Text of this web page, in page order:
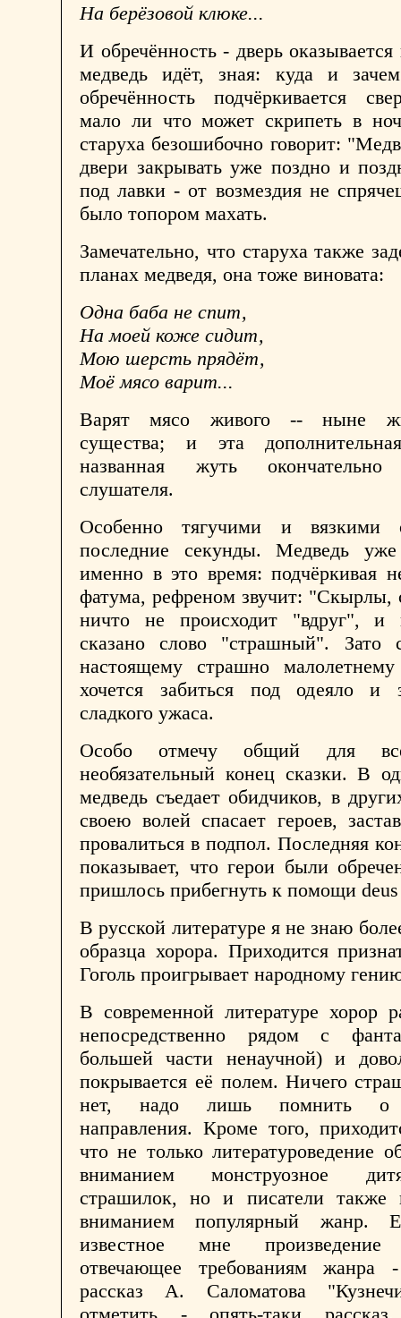
На берёзовой клюке...
И обречённость - дверь оказывается
медведь идёт, зная: куда и
обречённость подчёркивается
мало ли что может скрипеть в
старуха безошибочно говорит:
двери закрывать уже поздно и
под лавки - от возмездия не
было топором махать.
Замечательно, что старуха также
планах медведя, она тоже виновата:
Одна баба не спит,
На моей коже сидит,
Мою шерсть прядёт,
Моё мясо варит...
Варят мясо живого -- ныне
существа; и эта
названная жуть окончательно
слушателя.
Особенно тягучими и вязкими
последние секунды. Медведь
именно в это время: подчёркивая
фатума, рефреном звучит:
ничто не происходит "вдруг",
сказано слово "страшный". Зато
настоящему страшно
хочется забиться под одеяло и
сладкого ужаса.
Особо отмечу общий для
необязательный конец сказки. В
медведь съедает обидчиков, в
своею волей спасает героев,
провалиться в подпол. Последняя
показывает, что герои были
пришлось прибегнуть к помощи
В русской литературе я не знаю
образца хорора. Приходится
Гоголь проигрывает народному
В современной литературе хорор
непосредственно рядом с
большей части ненаучной) и
покрывается её полем. Ничего
нет, надо лишь помнить о
направления. Кроме того,
что не только литературоведение
вниманием монструозное
страшилок, но и писатели также
вниманием популярный жанр.
известное мне произведение
отвечающее требованиям жанра
рассказ А. Саломатова